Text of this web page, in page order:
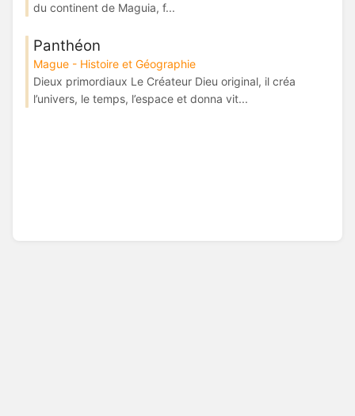
du continent de Maguia, f...
Panthéon
Mague - Histoire et Géographie
Dieux primordiaux Le Créateur Dieu original, il créa
l’univers, le temps, l’espace et donna vit...